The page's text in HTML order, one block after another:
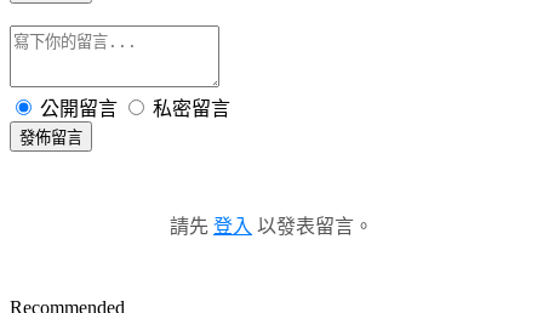
公開留言 私密留言
發佈留言
請先 登入 以發表留言。
Recommended